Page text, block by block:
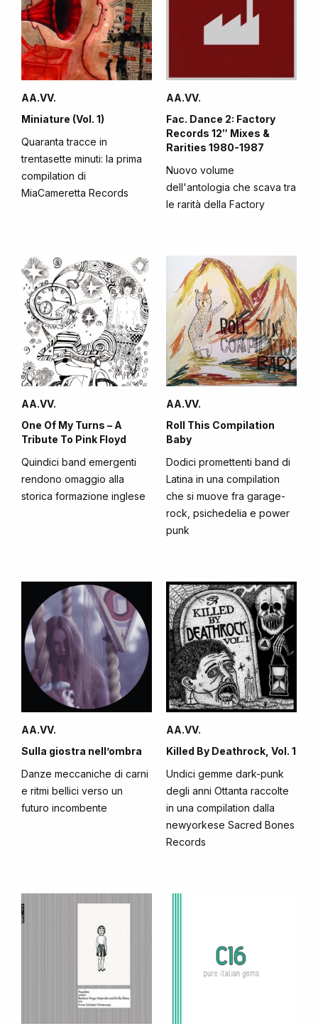
AA.VV.
Miniature (Vol. 1)
Quaranta tracce in
trentasette minuti: la prima
compilation di
MiaCameretta Records
AA.VV.
Fac. Dance 2: Factory
Records 12″ Mixes &
Rarities 1980-1987
Nuovo volume
dell'antologia che scava tra
le rarità della Factory
AA.VV.
One Of My Turns – A
Tribute To Pink Floyd
Quindici band emergenti
rendono omaggio alla
storica formazione inglese
AA.VV.
Roll This Compilation
Baby
Dodici promettenti band di
Latina in una compilation
che si muove fra garage-
rock, psichedelia e power
punk
AA.VV.
Sulla giostra nell’ombra
Danze meccaniche di carni
e ritmi bellici verso un
futuro incombente
AA.VV.
Killed By Deathrock, Vol. 1
Undici gemme dark-punk
degli anni Ottanta raccolte
in una compilation dalla
newyorkese Sacred Bones
Records